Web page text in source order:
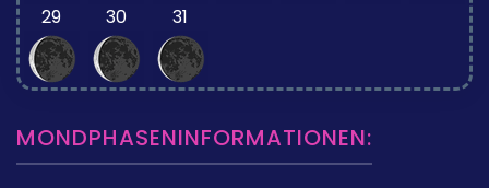
29 30 31
MONDPHASENINFORMATIONEN: